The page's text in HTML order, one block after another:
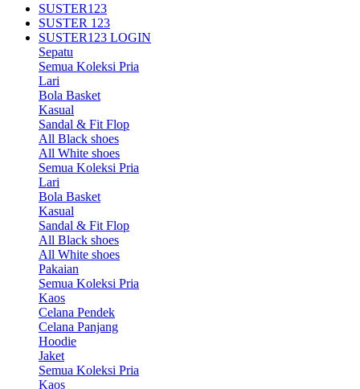
SUSTER123
SUSTER 123
SUSTER123 LOGIN
Sepatu
Semua Koleksi Pria
Lari
Bola Basket
Kasual
Sandal & Fit Flop
All Black shoes
All White shoes
Semua Koleksi Pria
Lari
Bola Basket
Kasual
Sandal & Fit Flop
All Black shoes
All White shoes
Pakaian
Semua Koleksi Pria
Kaos
Celana Pendek
Celana Panjang
Hoodie
Jaket
Semua Koleksi Pria
Kaos